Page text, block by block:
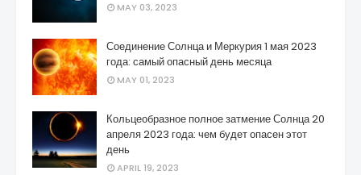
MAY 03, 2023
Соединение Солнца и Меркурия 1 мая 2023
года: самый опасный день месяца
MAY 01, 2023
Кольцеобразное полное затмение Солнца 20
апреля 2023 года: чем будет опасен этот
день
APRIL 19, 2023